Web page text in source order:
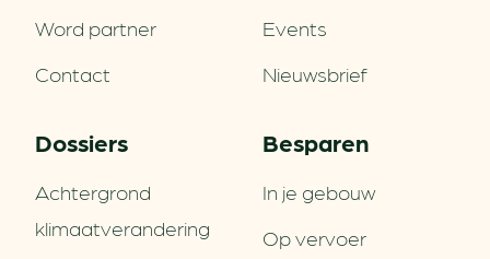
Word partner
Contact
Events
Nieuwsbrief
Dossiers
Achtergrond
klimaatverandering
Besparen
In je gebouw
Op vervoer